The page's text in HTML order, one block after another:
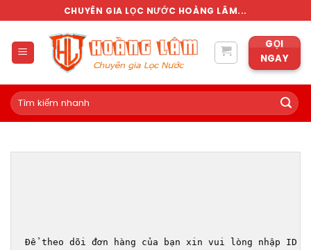
to
content
CHUYÊN GIA LỌC NƯỚC HOÀNG LÂM...
GỌI
NGAY
Tìm
kiếm:
Để theo dõi đơn hàng của bạn xin vui lòng nhập ID